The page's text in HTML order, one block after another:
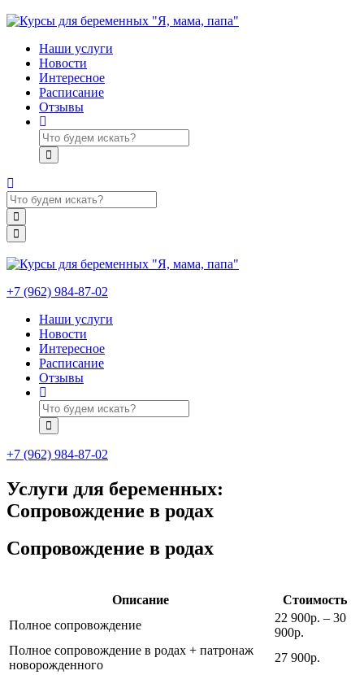
Наши услуги
Новости
Интересное
Расписание
Отзывы
+7 (962) 984-87-02
Наши услуги
Новости
Интересное
Расписание
Отзывы
+7 (962) 984-87-02
Услуги для беременных:
Сопровождение в родах
Сопровождение в родах
Описание
Стоимость
Полное сопровождение
22 900р. – 30
900р.
Полное сопровождение в родах + патронаж
новорожденного
27 900р.